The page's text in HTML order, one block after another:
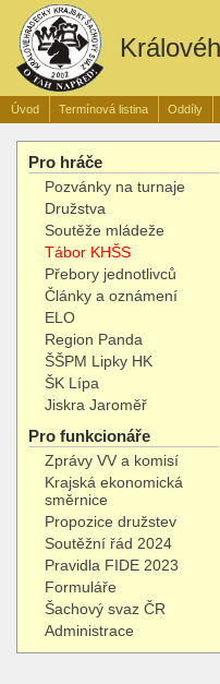
Úvod Termínová listina Oddíly
Pro hráče
Pozvánky na turnaje
Družstva
Soutěže mládeže
Tábor KHŠS
Přebory jednotlivců
Články a oznámení
ELO
Region Panda
ŠŠPM Lipky HK
ŠK Lípa
Jiskra Jaroměř
Pro funkcionáře
Zprávy VV a komisí
Krajská ekonomická
směrnice
Propozice družstev
Soutěžní řád 2024
Pravidla FIDE 2023
Formuláře
Šachový svaz ČR
Administrace